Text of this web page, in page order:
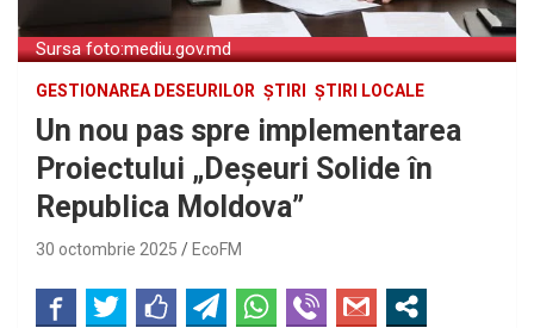
Sursa foto:mediu.gov.md
GESTIONAREA DESEURILOR ȘTIRI ȘTIRI LOCALE
Un nou pas spre implementarea
Proiectului „Deșeuri Solide în
Republica Moldova”
30 octombrie 2025 EcoFM